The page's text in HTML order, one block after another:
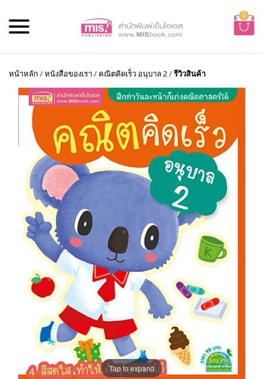
0
หน้าหลัก /หนังสือของเรา / คณิตคิดเร็ว อนุบาล 2/รีวิวสินค้า
Tap to expand